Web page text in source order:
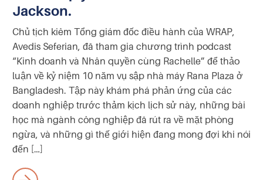
Jackson.
Chủ tịch kiêm Tổng giám đốc điều hành của WRAP,
Avedis Seferian, đã tham gia chương trình podcast
“Kinh doanh và Nhân quyền cùng Rachelle” để thảo
luận về kỷ niệm 10 năm vụ sập nhà máy Rana Plaza ở
Bangladesh. Tập này khám phá phản ứng của các
doanh nghiệp trước thảm kịch lịch sử này, những bài
học mà ngành công nghiệp đã rút ra về mặt phòng
ngừa, và những gì thế giới hiện đang mong đợi khi nói
đến […]